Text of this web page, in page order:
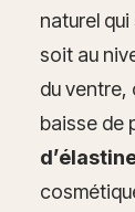
naturel
soit au
du ventre,
baisse de